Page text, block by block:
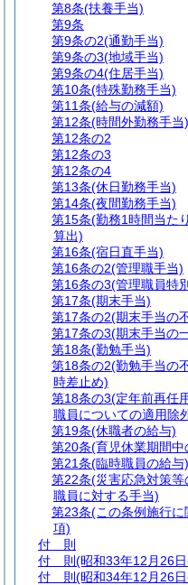
第8条(扶養手当)
第9条
第9条の2(通勤手当)
第9条の3(地域手当)
第9条の4(住居手当)
第10条(特殊勤務手当)
第11条(給与の減額)
第12条(時間外勤務手当)
第12条の2
第12条の3
第12条の4
第13条(休日勤務手当)
第14条(夜間勤務手当)
第15条(勤務1時間当た
算出)
第16条(宿日直手当)
第16条の2(管理職手当)
第16条の3(管理職員特
第17条(期末手当)
第17条の2(期末手当の
第17条の3(期末手当の
第18条(勤勉手当)
第18条の2(勤勉手当の
時差止め)
第18条の3(定年前再任
職員についての適用除
第19条(休職者の給与)
第20条(育児休業期間中
第21条(臨時職員の給与)
第22条(災害応急対策等
職員に対する手当)
第23条(この条例施行
項)
付 則
付 則 (昭和33年12月26
付 則 (昭和34年12月26